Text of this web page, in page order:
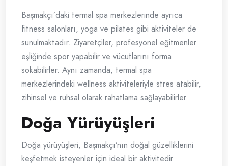
Başmakçı’daki termal spa merkezlerinde ayrıca
fitness salonları, yoga ve pilates gibi aktiviteler de
sunulmaktadır. Ziyaretçiler, profesyonel eğitmenler
eşliğinde spor yapabilir ve vücutlarını forma
sokabilirler. Aynı zamanda, termal spa
merkezlerindeki wellness aktiviteleriyle stres atabilir,
zihinsel ve ruhsal olarak rahatlama sağlayabilirler.
Doğa Yürüyüşleri
Doğa yürüyüşleri, Başmakçı’nın doğal güzelliklerini
keşfetmek isteyenler için ideal bir aktivitedir.